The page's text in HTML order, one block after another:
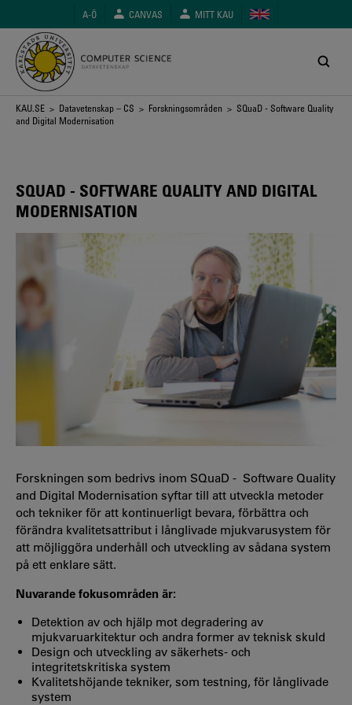
huvudinnehåll
A-Ö CANVAS MITT KAU
Länkstig
KAU.SE > Datavetenskap – CS > Forskningsområden > SQuaD - Software Quality
and Digital Modernisation
SQUAD - SOFTWARE QUALITY AND DIGITAL
MODERNISATION
Forskningen som bedrivs inom SQuaD - Software Quality
and Digital Modernisation syftar till att utveckla metoder
och tekniker för att kontinuerligt bevara, förbättra och
förändra kvalitetsattribut i långlivade mjukvarusystem för
att möjliggöra underhåll och utveckling av sådana system
på ett enklare sätt.
Nuvarande fokusområden är:
Detektion av och hjälp mot degradering av
mjukvaruarkitektur och andra former av teknisk skuld
Design och utveckling av säkerhets- och
integritetskritiska system
Kvalitetshöjande tekniker, som testning, för långlivade
system